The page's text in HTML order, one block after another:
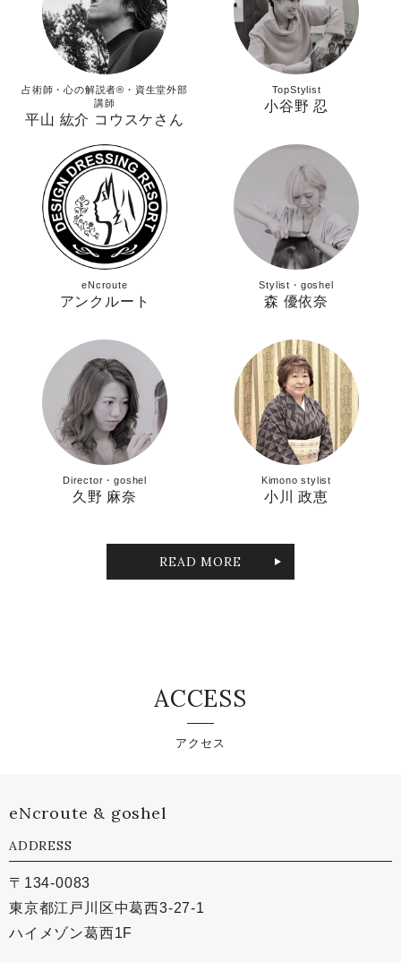
占術師・心の解説者®︎・資生堂外部
講師
平山 紘介 コウスケさん
TopStylist
小谷野 忍
eNcroute
アンクルート
Stylist・goshel
森 優依奈
Director・goshel
久野 麻奈
Kimono stylist
小川 政恵
READ MORE
ACCESS
アクセス
eNcroute & goshel
ADDRESS
〒134-0083
東京都江戸川区中葛西3-27-1
ハイメゾン葛西1F